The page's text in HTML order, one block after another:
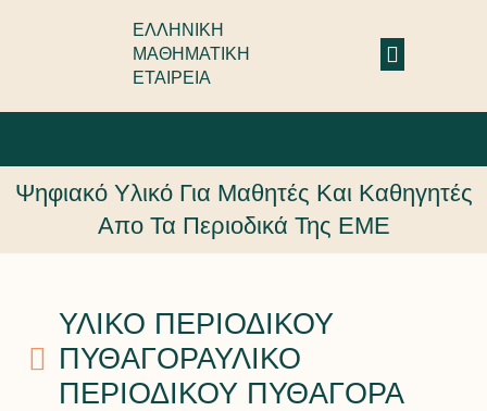
ΕΛΛΗΝΙΚΗ
ΜΑΘΗΜΑΤΙΚΗ
ΕΤΑΙΡΕΙΑ
Ψηφιακό Υλικό Για Μαθητές Και Καθηγητές
Απο Τα Περιοδικά Της ΕME
ΥΛΙΚΟ ΠΕΡΙΟΔΙΚΟΥ
ΠΥΘΑΓΟΡΑΥΛΙΚΟ
ΠΕΡΙΟΔΙΚΟΥ ΠΥΘΑΓΟΡΑ